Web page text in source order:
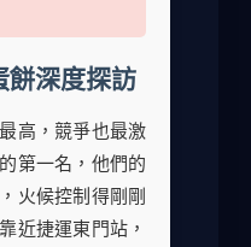
餅深度探訪
高，競爭也最激
第一名，他們的
火候控制得剛剛
近捷運東門站，